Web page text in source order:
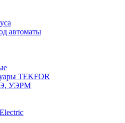
автоматы
TEKFOR
УЭРМ